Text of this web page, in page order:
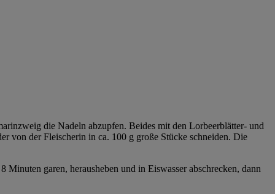
die Nadeln abzupfen. Beides mit den Lorbeerblätter- und
von der Fleischerin in ca. 100 g große Stücke schneiden. Die
garen, herausheben und in Eiswasser abschrecken, dann